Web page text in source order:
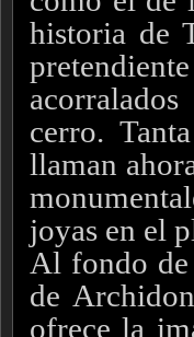
historia de
cerro.
llaman
joyas en el
Al fondo de
de
ofrece la